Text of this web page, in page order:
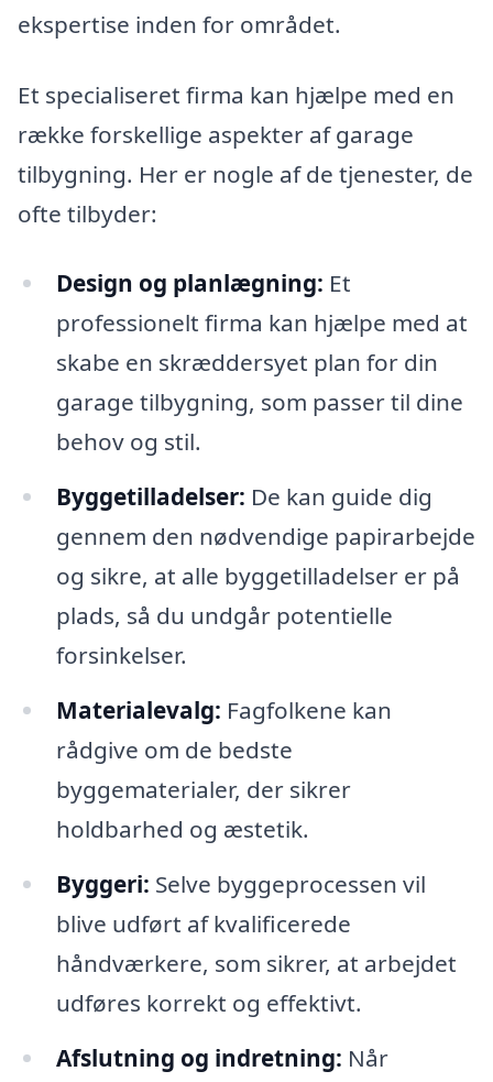
ekspertise inden for området.
Et specialiseret firma kan hjælpe med en
række forskellige aspekter af garage
tilbygning. Her er nogle af de tjenester, de
ofte tilbyder:
Design og planlægning: Et
professionelt firma kan hjælpe med at
skabe en skræddersyet plan for din
garage tilbygning, som passer til dine
behov og stil.
Byggetilladelser: De kan guide dig
gennem den nødvendige papirarbejde
og sikre, at alle byggetilladelser er på
plads, så du undgår potentielle
forsinkelser.
Materialevalg: Fagfolkene kan
rådgive om de bedste
byggematerialer, der sikrer
holdbarhed og æstetik.
Byggeri: Selve byggeprocessen vil
blive udført af kvalificerede
håndværkere, som sikrer, at arbejdet
udføres korrekt og effektivt.
Afslutning og indretning: Når